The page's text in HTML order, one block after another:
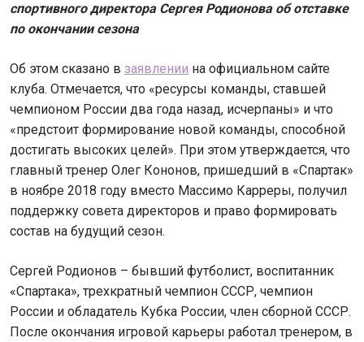
спортивного директора Сергея Родионова об отставке
по окончании сезона
Об этом сказано в заявлении на официальном сайте
клуба. Отмечается, что «ресурсы команды, ставшей
чемпионом России два года назад, исчерпаны» и что
«предстоит формирование новой команды, способной
достигать высоких целей». При этом утверждается, что
главный тренер Олег Кононов, пришедший в «Спартак»
в ноябре 2018 году вместо Массимо Карреры, получил
поддержку совета директоров и право формировать
состав на будущий сезон.
Сергей Родионов – бывший футболист, воспитанник
«Спартака», трехкратный чемпион СССР, чемпион
России и обладатель Кубка России, член сборной СССР.
После окончания игровой карьеры работал тренером, в